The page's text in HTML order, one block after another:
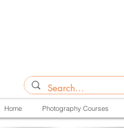
Home Photography Courses